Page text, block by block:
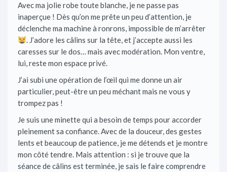
Avec ma jolie robe toute blanche, je ne passe pas
inaperçue ! Dès qu’on me prête un peu d’attention, je
déclenche ma machine à ronrons, impossible de m’arrêter
. J’adore les câlins sur la tête, et j’accepte aussi les
caresses sur le dos… mais avec modération. Mon ventre,
lui, reste mon espace privé.
J’ai subi une opération de l’œil qui me donne un air
particulier, peut-être un peu méchant mais ne vous y
trompez pas !
Je suis une minette qui a besoin de temps pour accorder
pleinement sa confiance. Avec de la douceur, des gestes
lents et beaucoup de patience, je me détends et je montre
mon côté tendre. Mais attention : si je trouve que la
séance de câlins est terminée, je sais le faire comprendre